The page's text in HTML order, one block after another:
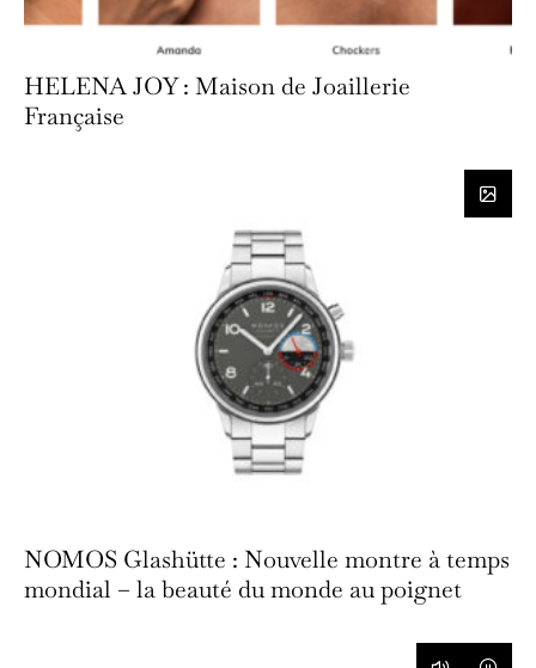
HELENA JOY : Maison de Joaillerie
Française
NOMOS Glashütte : Nouvelle montre à temps
mondial – la beauté du monde au poignet